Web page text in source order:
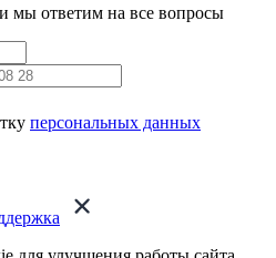
и мы ответим на все вопросы
персональных данных